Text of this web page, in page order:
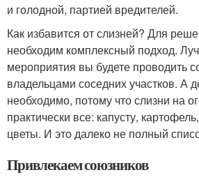
и голодной, партией вредителей.
Как избавится от слизней? Для
необходим комплексный подход.
мероприятия вы будете проводить
владельцами соседних участков. А
необходимо, потому что слизни на
практически все: капусту,
цветы. И это далеко не полный
Привлекаем союзников